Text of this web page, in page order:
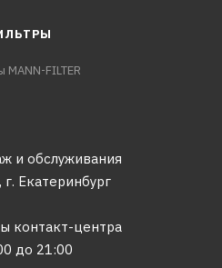
MANN-FILTER
и обслуживания
г. Екатеринбург
контакт-центра
до 21:00